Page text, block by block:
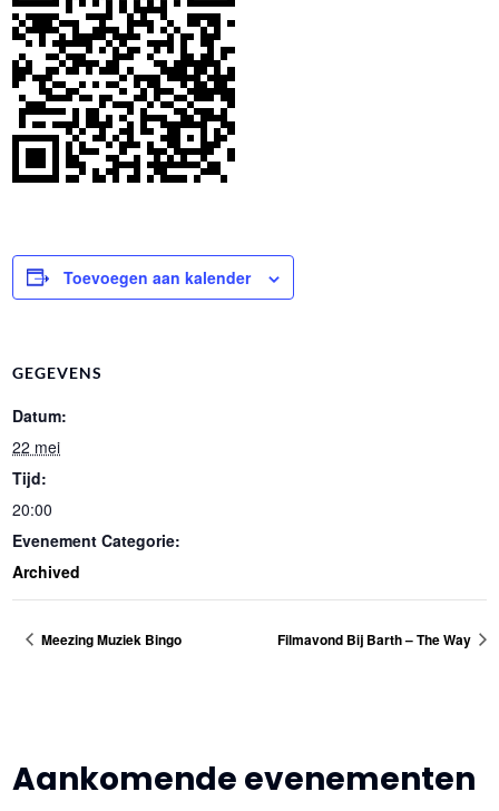
Toevoegen aan kalender
GEGEVENS
Datum:
22 mei
Tijd:
20:00
Evenement Categorie:
Archived
Meezing Muziek Bingo Filmavond Bij Barth – The Way
Aankomende evenementen